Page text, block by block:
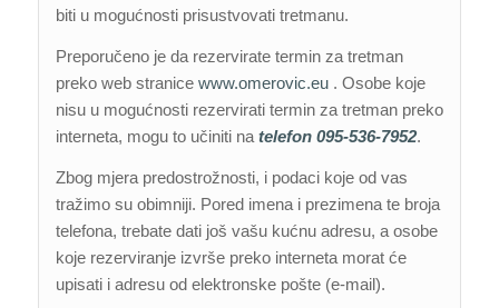
biti u mogućnosti prisustvovati tretmanu.
Preporučeno je da rezervirate termin za tretman
preko web stranice www.omerovic.eu. Osobe koje
nisu u mogućnosti rezervirati termin za tretman preko
interneta, mogu to učiniti na telefon 095-536-7952.
Zbog mjera predostrožnosti, i podaci koje od vas
tražimo su obimniji. Pored imena i prezimena te broja
telefona, trebate dati još vašu kućnu adresu, a osobe
koje rezerviranje izvrše preko interneta morat će
upisati i adresu od elektronske pošte (e-mail).